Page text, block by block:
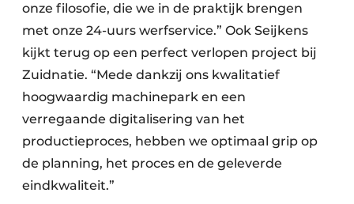
onze filosofie, die we in de praktijk brengen
met onze 24-uurs werfservice.” Ook Seijkens
kijkt terug op een perfect verlopen project bij
Zuidnatie. “Mede dankzij ons kwalitatief
hoogwaardig machinepark en een
verregaande digitalisering van het
productieproces, hebben we optimaal grip op
de planning, het proces en de geleverde
eindkwaliteit.”